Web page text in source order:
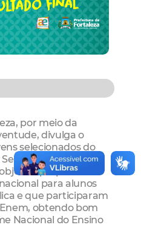
por meio da
divulga o
selecionados do
Fronteiras. O
proporcionar
para alunos
e que participaram
obtendo bom
Nacional do Ensino